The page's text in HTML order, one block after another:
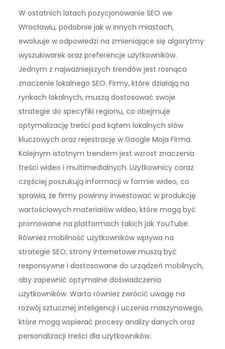
W ostatnich latach pozycjonowanie SEO we
Wrocławiu, podobnie jak w innych miastach,
ewoluuje w odpowiedzi na zmieniające się algorytmy
wyszukiwarek oraz preferencje użytkowników.
Jednym z najważniejszych trendów jest rosnąca
znaczenie lokalnego SEO. Firmy, które działają na
rynkach lokalnych, muszą dostosować swoje
strategie do specyfiki regionu, co obejmuje
optymalizację treści pod kątem lokalnych słów
kluczowych oraz rejestrację w Google Moja Firma.
Kolejnym istotnym trendem jest wzrost znaczenia
treści wideo i multimedialnych. Użytkownicy coraz
częściej poszukują informacji w formie wideo, co
sprawia, że firmy powinny inwestować w produkcję
wartościowych materiałów wideo, które mogą być
promowane na platformach takich jak YouTube.
Również mobilność użytkowników wpływa na
strategie SEO; strony internetowe muszą być
responsywne i dostosowane do urządzeń mobilnych,
aby zapewnić optymalne doświadczenia
użytkowników. Warto również zwrócić uwagę na
rozwój sztucznej inteligencji i uczenia maszynowego,
które mogą wspierać procesy analizy danych oraz
personalizacji treści dla użytkowników.